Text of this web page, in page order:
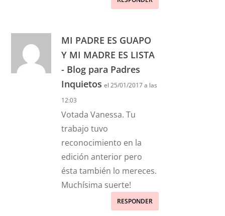
MI PADRE ES GUAPO
Y MI MADRE ES LISTA
- Blog para Padres
Inquietos el 25/01/2017 a las
12:03
Votada Vanessa. Tu
trabajo tuvo
reconocimiento en la
edición anterior pero
ésta también lo mereces.
Muchísima suerte!
RESPONDER